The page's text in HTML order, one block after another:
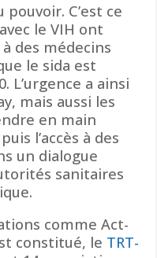
C’est ce
le VIH ont
des médecins
le sida est
L’urgence a ainsi
mais aussi les
en main
l’accès à des
un dialogue
sanitaires
comme Act-
constitué, le TRT-